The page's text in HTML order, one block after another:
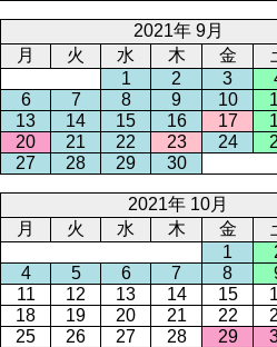
2021年 9月
月
火 水 木 金
1
2 3
6
7 8 9 10
13
14 15 16 17
20
21 22 23 24
27
28 29 30
2021年 10月
月
火 水 木 金
1
4
5 6 7 8
11
12 13 14 15
18
19 20 21 22
25
26 27 28 29